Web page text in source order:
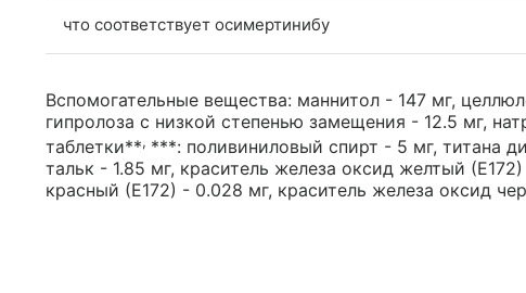
что соответствует осимертинибу
Вспомогательные вещества: маннитол - 147 мг,
гипролоза с низкой степенью замещения - 12.5 мг,
таблетки**, ***: поливиниловый спирт - 5 мг, титана
тальк - 1.85 мг, краситель железа оксид желтый
красный (Е172) - 0.028 мг, краситель железа оксид